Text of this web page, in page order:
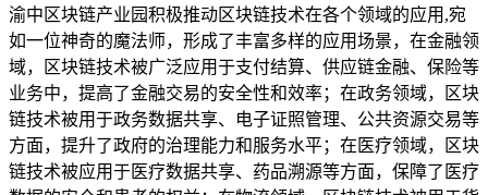
渝中区块链产业园积极推动区块链技术在各个领域的应用,宛
如一位神奇的魔法师，形成了丰富多样的应用场景，在金融领
域，区块链技术被广泛应用于支付结算、供应链金融、保险等
业务中，提高了金融交易的安全性和效率；在政务领域，区块
链技术被用于政务数据共享、电子证照管理、公共资源交易等
方面，提升了政府的治理能力和服务水平；在医疗领域，区块
链技术被应用于医疗数据共享、药品溯源等方面，保障了医疗